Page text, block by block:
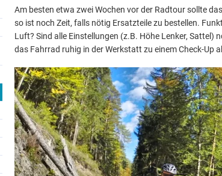
Am besten etwa zwei Wochen vor der Radtour sollte
so ist noch Zeit, falls nötig Ersatzteile zu bestellen.
Luft? Sind alle Einstellungen (z.B. Höhe Lenker, Sattel)
das Fahrrad ruhig in der Werkstatt zu einem Check-Up